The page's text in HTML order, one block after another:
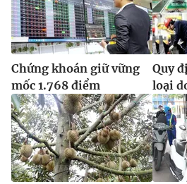
Chứng khoán giữ vững
mốc 1.768 điểm
Quy
loại